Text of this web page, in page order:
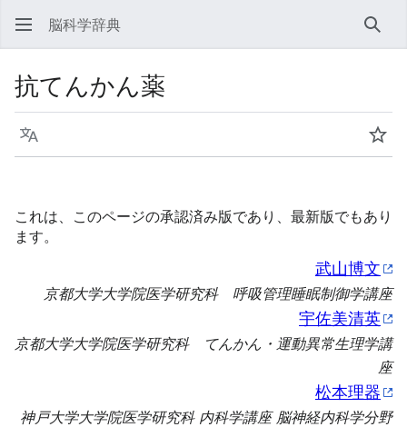
脳科学辞典 検索
抗てんかん薬
言語 ウ
これは、このページの承認済み版であり、最新版でもあり
ます。
武山博文
京都大学大学院医学研究科 呼吸管理睡眠制御学講座
宇佐美清英
京都大学大学院医学研究科 てんかん・運動異常生理学講
座
松本理器
神戸大学大学院医学研究科 内科学講座 脳神経内科学分野